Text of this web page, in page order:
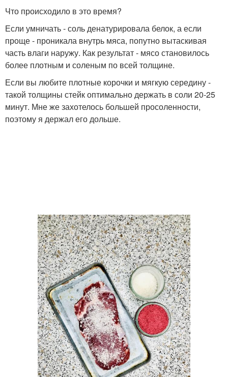
Что происходило в это время?
Если умничать - соль денатурировала белок, а если
проще - проникала внутрь мяса, попутно вытаскивая
часть влаги наружу. Как результат - мясо становилось
более плотным и соленым по всей толщине.
Если вы любите плотные корочки и мягкую середину -
такой толщины стейк оптимально держать в соли 20-25
минут. Мне же захотелось большей просоленности,
поэтому я держал его дольше.